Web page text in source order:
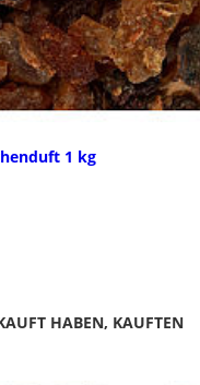
1 kg
HABEN, KAUFTEN